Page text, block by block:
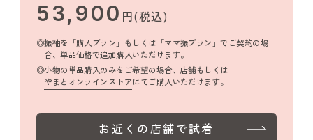
53,900 円(税込)
振袖を「購入プラン」もしくは「ママ振プラン」でご契約の場
合、単品価格で追加購入いただけます。
小物の単品購入のみをご希望の場合、店舗もしくは
やまとオンラインストアにてご購入いただけます。
お近くの店舗で試着